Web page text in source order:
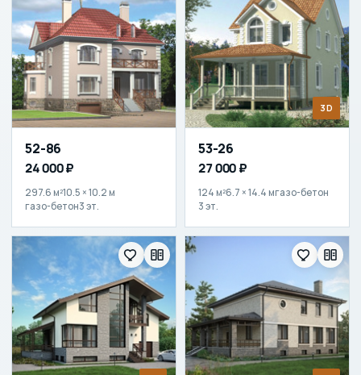
52-86
24 000 ₽
297.6 м²10.5 × 10.2 м
газо-бетон3 эт.
3D
53-26
27 000 ₽
124 м²6.7 × 14.4 мгазо-бетон
3 эт.